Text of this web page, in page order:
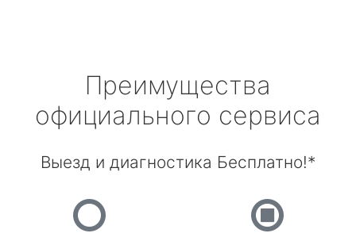
Преимущества
официального сервиса
Выезд и диагностика Бесплатно!*